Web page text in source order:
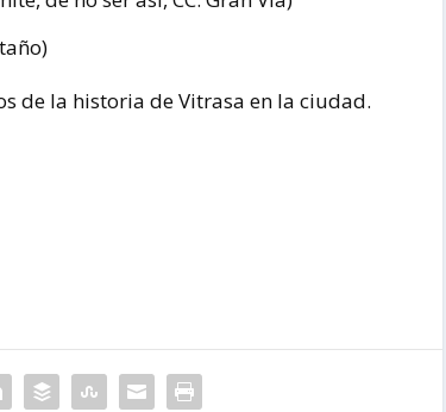
de la historia de Vitrasa en la ciudad.